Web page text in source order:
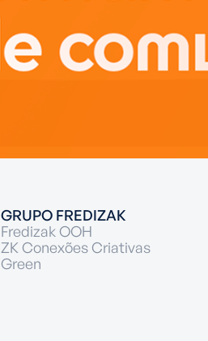
GRUPO FREDIZAK
Fredizak OOH
ZK Conexões Criativas
Green